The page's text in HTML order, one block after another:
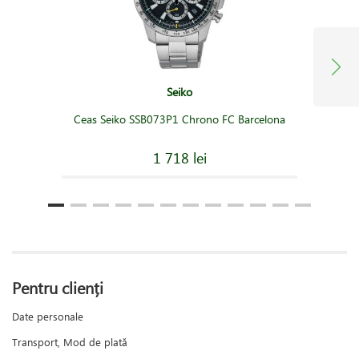
Seiko
Ceas Seiko SSB073P1 Chrono FC Barcelona
1 718 lei
Pentru clienți
Date personale
Transport, Mod de plată